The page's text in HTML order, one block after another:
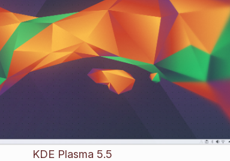
KDE Plasma 5.5